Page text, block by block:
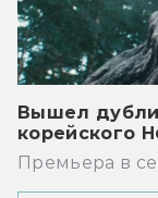
Вышел
корейского
Премьера в